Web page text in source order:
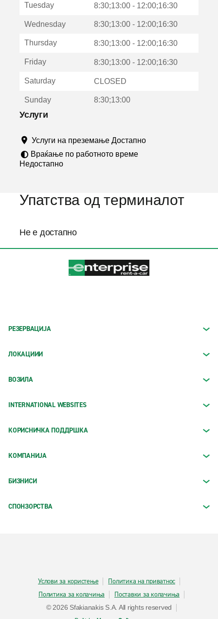
о
р
Tuesday 8:30;13:00 - 12:00;16:30
Wednesday 8:30;13:00 - 12:00;16:30
Thursday 8:30;13:00 - 12:00;16:30
Friday 8:30;13:00 - 12:00;16:30
Saturday CLOSED
Sunday 8:30;13:00
Услуги
Услуги на преземање Достапно
Враќање по работното време
Недостапно
Упатства од терминалот
Не е достапно
РЕЗЕРВАЦИЈА
ЛОКАЦИИИ
ВОЗИЛА
INTERNATIONAL WEBSITES
КОРИСНИЧКА ПОДДРШКА
КОМПАНИЈА
БИЗНИСИ
СПОНЗОРСТВА
Услови за користење
Политика на приватнос
Политика за колачиња
Поставки за колачиња
© 2026 Sfakianakis S.A. All rights reserved